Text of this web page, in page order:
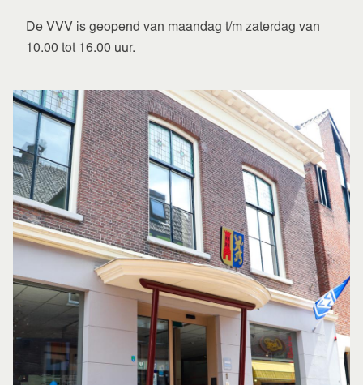
De VVV is geopend van maandag t/m zaterdag van
10.00 tot 16.00 uur.